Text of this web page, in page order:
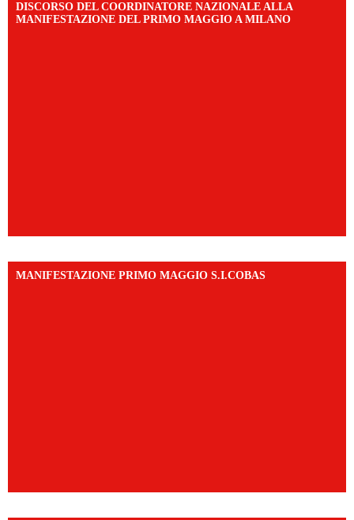
DISCORSO DEL COORDINATORE NAZIONALE ALLA
MANIFESTAZIONE DEL PRIMO MAGGIO A MILANO
MANIFESTAZIONE PRIMO MAGGIO S.I.COBAS